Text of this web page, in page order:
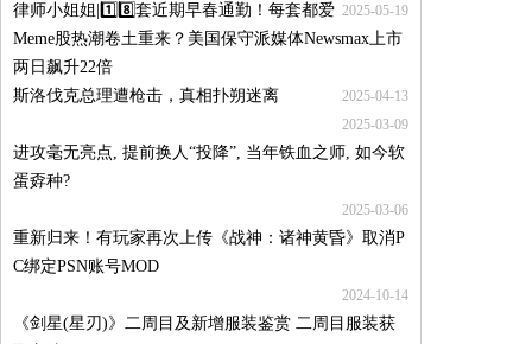
律师小姐姐|1️⃣8️⃣套近期早春通勤！每套都爱 2025-05-19
Meme股热潮卷土重来？美国保守派媒体Newsmax上市
两日飙升22倍
2025-04-13
斯洛伐克总理遭枪击，真相扑朔迷离
2025-03-09
进攻毫无亮点, 提前换人“投降”, 当年铁血之师, 如今软
蛋孬种?
2025-03-06
重新归来！有玩家再次上传《战神：诸神黄昏》取消P
C绑定PSN账号MOD
2024-10-14
《剑星(星刃)》二周目及新增服装鉴赏 二周目服装获